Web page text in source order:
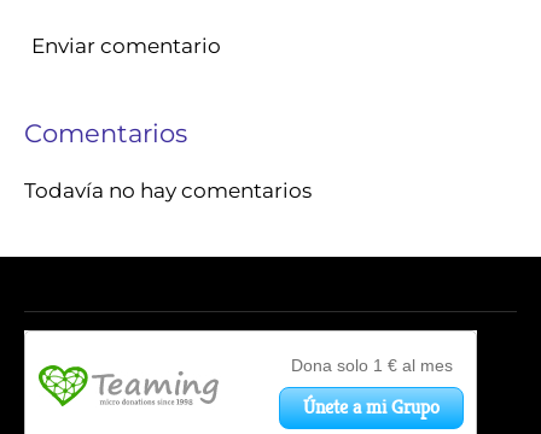
Enviar comentario
Comentarios
Todavía no hay comentarios